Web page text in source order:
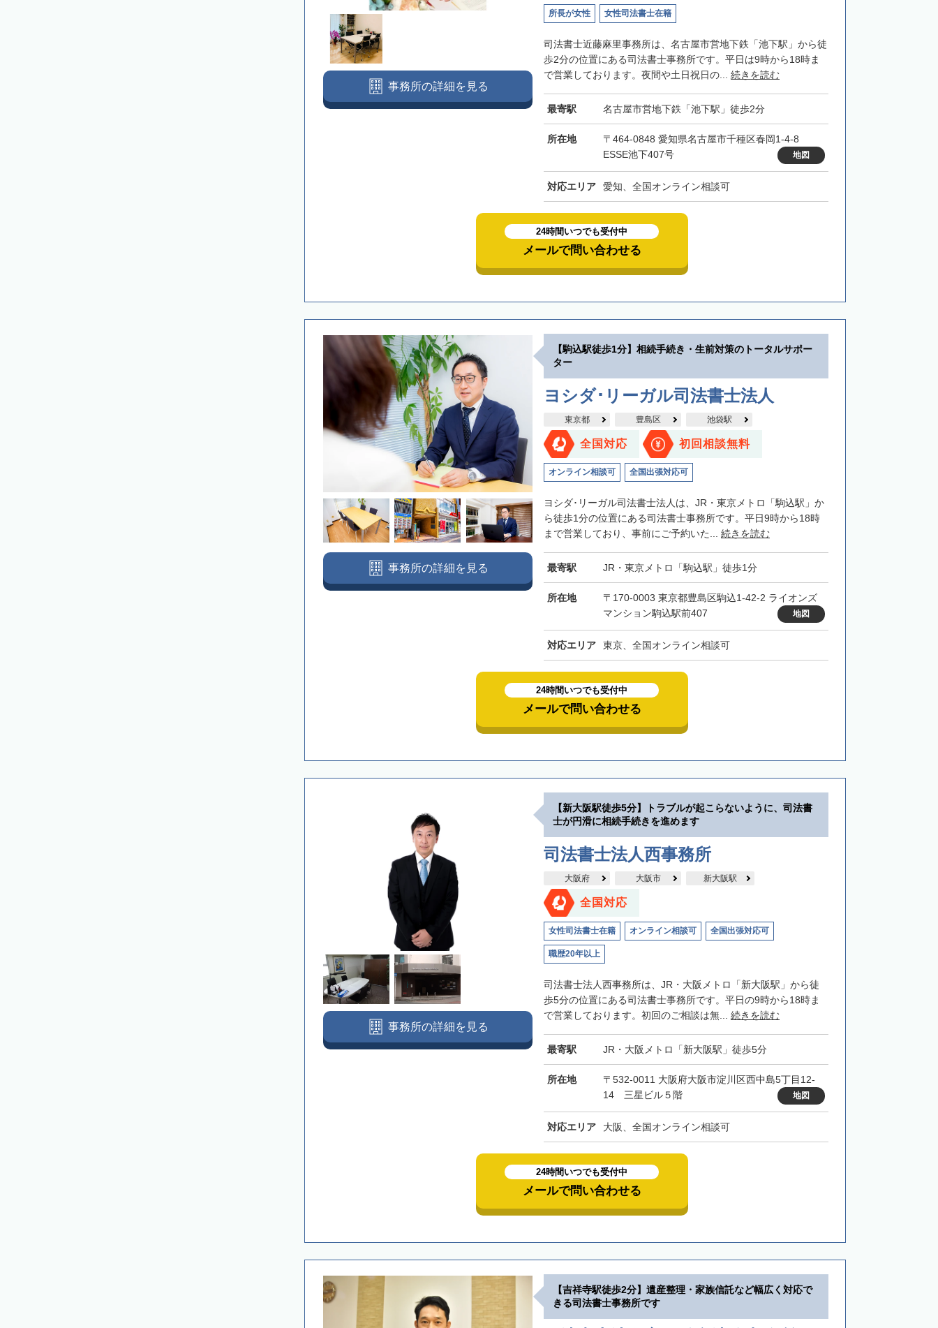
所長が女性 女性司法書士在籍
司法書士近藤麻里事務所は、名古屋市営地下鉄「池下駅」から徒
歩2分の位置にある司法書士事務所です。平日は9時から18時ま
で営業しております。夜間や土日祝日の... 続きを読む
最寄駅 名古屋市営地下鉄「池下駅」徒歩2分
所在地
〒464-0848 愛知県名古屋市千種区春岡1-4-8
ESSE池下407号
地図
対応エリア 愛知、全国オンライン相談可
事務所の詳細を見る
24時間いつでも受付中
メールで問い合わせる
【駒込駅徒歩1分】相続手続き・生前対策のトータルサポー
ター
ヨシダ･リーガル司法書士法人
東京都 豊島区 池袋駅
全国対応 初回相談無料
オンライン相談可 全国出張対応可
ヨシダ･リーガル司法書士法人は、JR・東京メトロ「駒込駅」か
ら徒歩1分の位置にある司法書士事務所です。平日9時から18時
まで営業しており、事前にご予約いた... 続きを読む
最寄駅 JR・東京メトロ「駒込駅」徒歩1分
所在地
〒170-0003 東京都豊島区駒込1-42-2 ライオンズ
マンション駒込駅前407
地図
対応エリア 東京、全国オンライン相談可
事務所の詳細を見る
24時間いつでも受付中
メールで問い合わせる
【新大阪駅徒歩5分】トラブルが起こらないように、司法書
士が円滑に相続手続きを進めます
司法書士法人西事務所
大阪府 大阪市 新大阪駅
全国対応
女性司法書士在籍 オンライン相談可 全国出張対応可
職歴20年以上
司法書士法人西事務所は、JR・大阪メトロ「新大阪駅」から徒
歩5分の位置にある司法書士事務所です。平日の9時から18時ま
で営業しております。初回のご相談は無... 続きを読む
最寄駅 JR・大阪メトロ「新大阪駅」徒歩5分
所在地
〒532-0011 大阪府大阪市淀川区西中島5丁目12-
14 三星ビル５階
地図
対応エリア 大阪、全国オンライン相談可
事務所の詳細を見る
24時間いつでも受付中
メールで問い合わせる
【吉祥寺駅徒歩2分】遺産整理・家族信託など幅広く対応で
きる司法書士事務所です